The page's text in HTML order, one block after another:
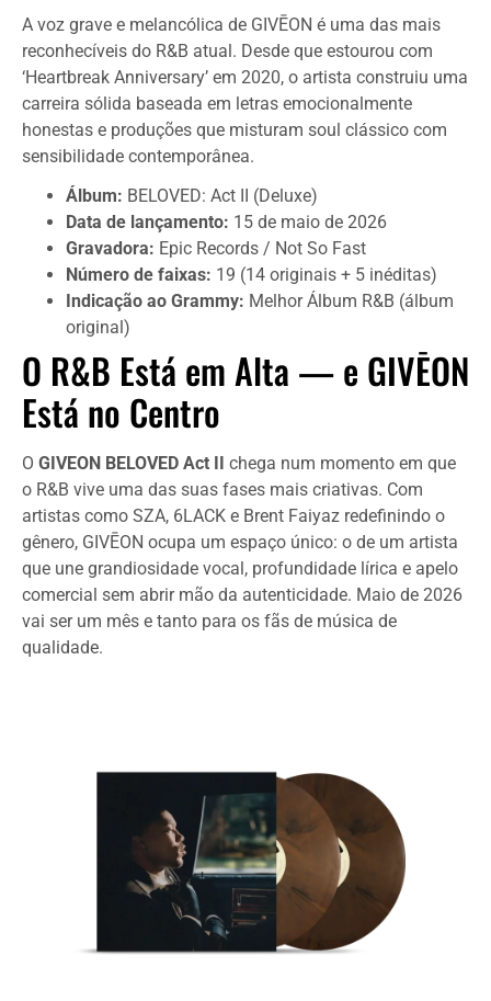
A voz grave e melancólica de GIVĒON é uma das mais
reconhecíveis do R&B atual. Desde que estourou com
‘Heartbreak Anniversary’ em 2020, o artista construiu uma
carreira sólida baseada em letras emocionalmente
honestas e produções que misturam soul clássico com
sensibilidade contemporânea.
Álbum: BELOVED: Act II (Deluxe)
Data de lançamento: 15 de maio de 2026
Gravadora: Epic Records / Not So Fast
Número de faixas: 19 (14 originais + 5 inéditas)
Indicação ao Grammy: Melhor Álbum R&B (álbum
original)
O R&B Está em Alta — e GIVĒON
Está no Centro
O GIVEON BELOVED Act II chega num momento em que
o R&B vive uma das suas fases mais criativas. Com
artistas como SZA, 6LACK e Brent Faiyaz redefinindo o
gênero, GIVĒON ocupa um espaço único: o de um artista
que une grandiosidade vocal, profundidade lírica e apelo
comercial sem abrir mão da autenticidade. Maio de 2026
vai ser um mês e tanto para os fãs de música de
qualidade.